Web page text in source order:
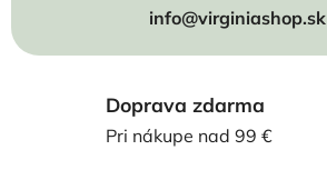
info@virginiashop.sk
Doprava zdarma
Pri nákupe nad 99 €